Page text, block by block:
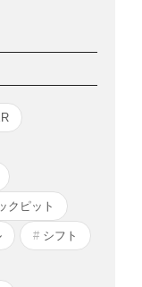
クピット
シフト